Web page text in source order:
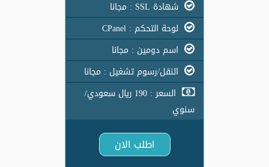
شهادة SSL : مجانا
لوحة التحكم : CPanel
اسم دومين : مجانا
النقل/رسوم تشغيل : مجانا
السعر : 190 ريال سعودي/
سنوي
اطلب الان